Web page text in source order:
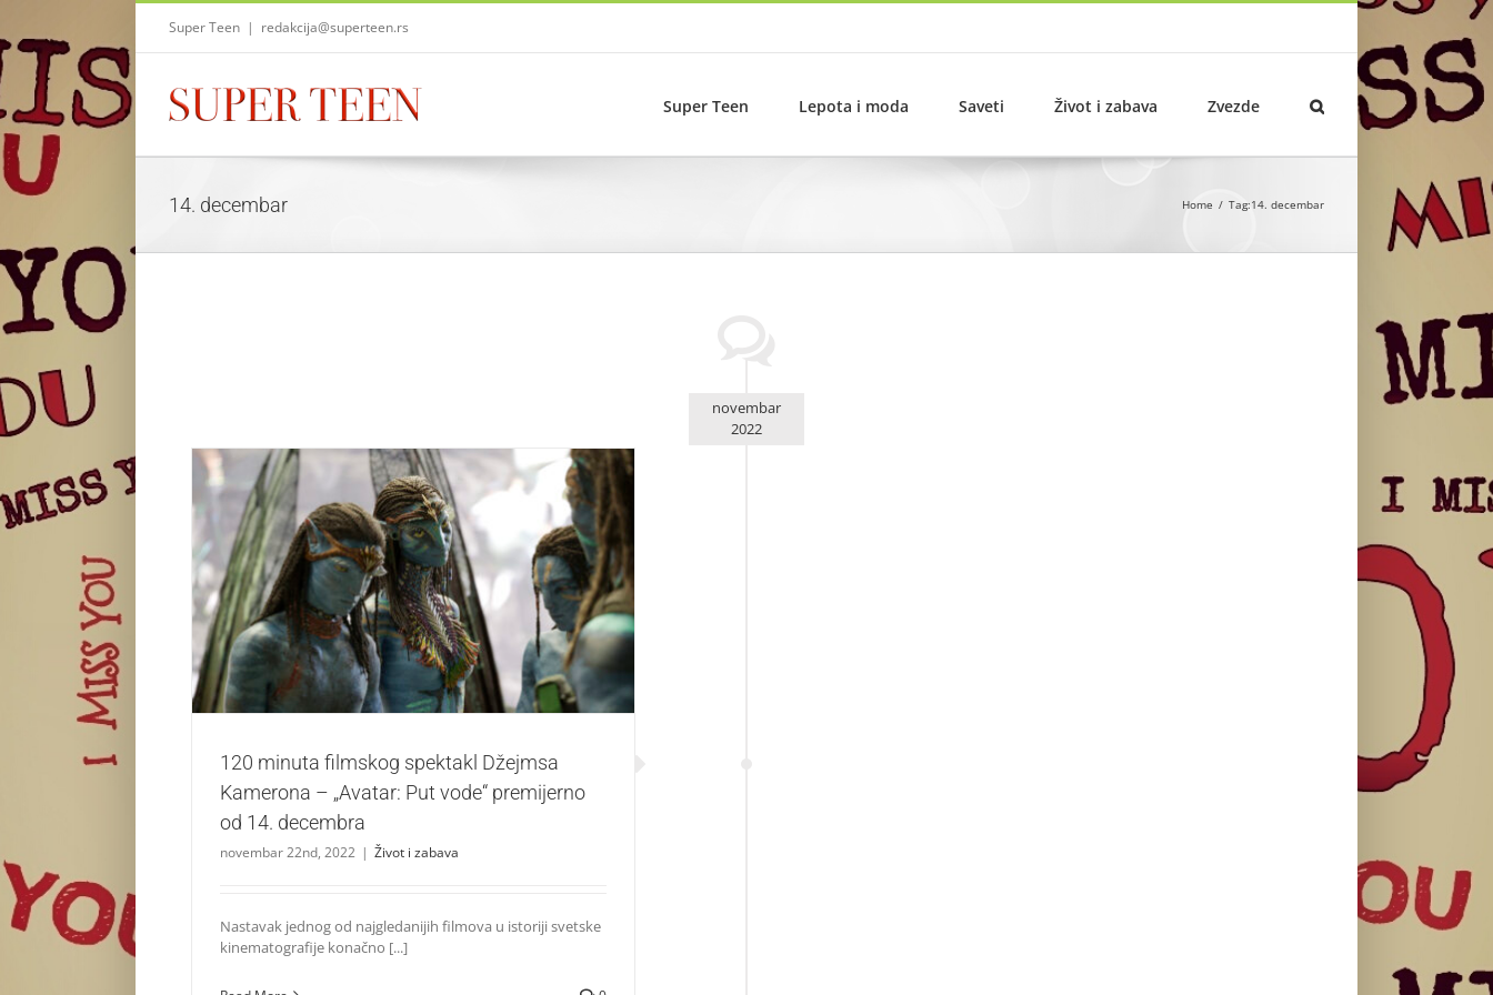
content
Super Teen | redakcija@superteen.rs
Super Teen Lepota i moda Saveti Život i zabava Zvezde
14. decembar Home Tag:14. decembar
novembar
2022
120 minuta filmskog spektakl Džejmsa Kamerona –
„Avatar: Put vode“ premijerno od 14. decembra
Život i zabava
120 minuta filmskog spektakl Džejmsa
Kamerona – „Avatar: Put vode“ premijerno
od 14. decembra
novembar 22nd, 2022 | Život i zabava
Nastavak jednog od najgledanijih filmova u istoriji svetske
kinematografije konačno [...]